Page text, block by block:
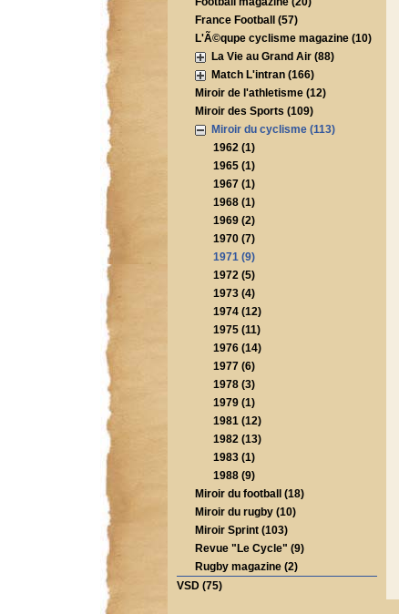
France Football (57)
L'Ã©qupe cyclisme magazine (10)
La Vie au Grand Air (88)
Match L'intran (166)
Miroir de l'athletisme (12)
Miroir des Sports (109)
Miroir du cyclisme (113)
1962 (1)
1965 (1)
1967 (1)
1968 (1)
1969 (2)
1970 (7)
1971 (9)
1972 (5)
1973 (4)
1974 (12)
1975 (11)
1976 (14)
1977 (6)
1978 (3)
1979 (1)
1981 (12)
1982 (13)
1983 (1)
1988 (9)
Miroir du football (18)
Miroir du rugby (10)
Miroir Sprint (103)
Revue "Le Cycle" (9)
Rugby magazine (2)
VSD (75)